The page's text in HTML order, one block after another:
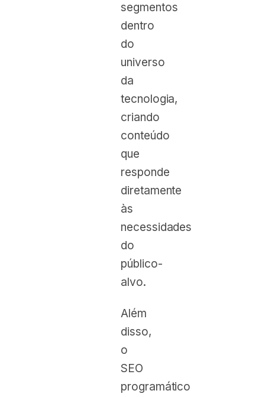
segmentos
dentro
do
universo
da
tecnologia,
criando
conteúdo
que
responde
diretamente
às
necessidades
do
público-
alvo.
Além
disso,
o
SEO
programático